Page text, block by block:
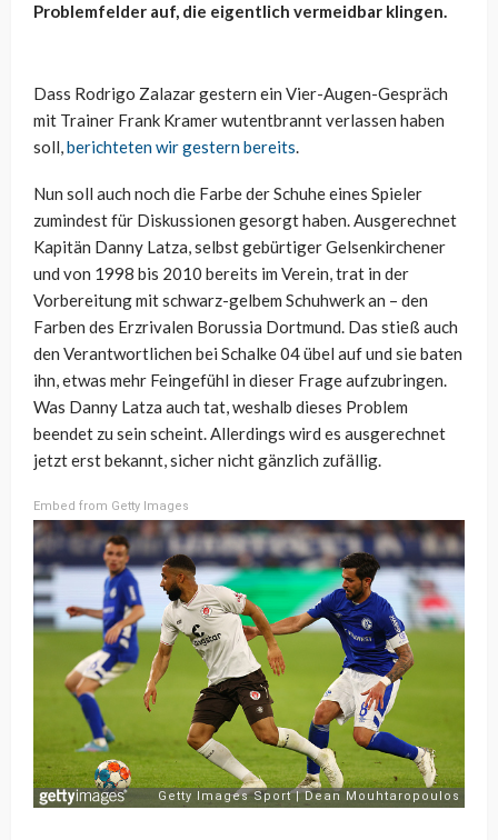
Problemfelder auf, die eigentlich vermeidbar klingen.
Dass Rodrigo Zalazar gestern ein Vier-Augen-Gespräch
mit Trainer Frank Kramer wutentbrannt verlassen haben
soll,berichteten wir gestern bereits.
Nun soll auch noch die Farbe der Schuhe eines Spieler
zumindest für Diskussionen gesorgt haben. Ausgerechnet
Kapitän Danny Latza, selbst gebürtiger Gelsenkirchener
und von 1998 bis 2010 bereits im Verein, trat in der
Vorbereitung mit schwarz-gelbem Schuhwerk an – den
Farben des Erzrivalen Borussia Dortmund. Das stieß auch
den Verantwortlichen bei Schalke 04 übel auf und sie baten
ihn, etwas mehr Feingefühl in dieser Frage aufzubringen.
Was Danny Latza auch tat, weshalb dieses Problem
beendet zu sein scheint. Allerdings wird es ausgerechnet
jetzt erst bekannt, sicher nicht gänzlich zufällig.
Embed from Getty Images